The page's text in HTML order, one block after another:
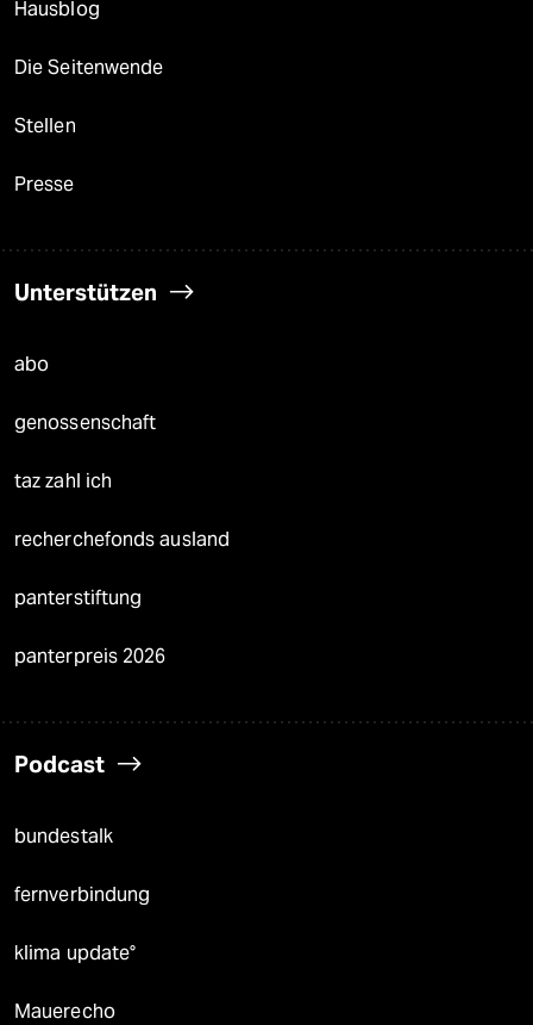
Hausblog
Die Seitenwende
Stellen
Presse
Unterstützen
abo
genossenschaft
taz zahl ich
recherchefonds ausland
panterstiftung
panterpreis 2026
Podcast
bundestalk
fernverbindung
klima update°
Mauerecho